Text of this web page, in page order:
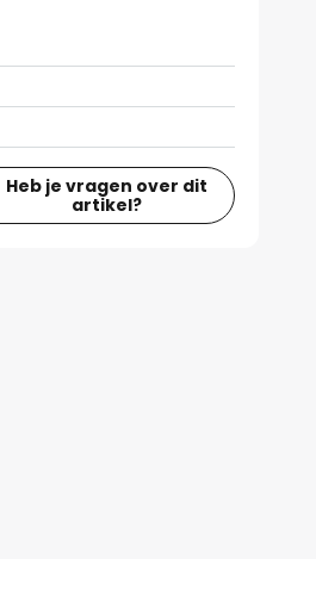
Heb je vragen over dit
artikel?